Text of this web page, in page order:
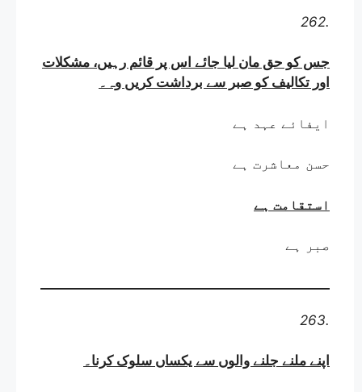
262.
جس کو حق مان لیا جائے اس پر قائم رہیں، مشکلات
اور تکالیف کو صبر سے برداشت کریں وہ ۔
ایفائے عہد ہے
حسن معاشرت ہے
استقامت ہے
صبر ہے
263.
اپنے ملنے جلنے والوں سے یکساں سلوک کرنا۔